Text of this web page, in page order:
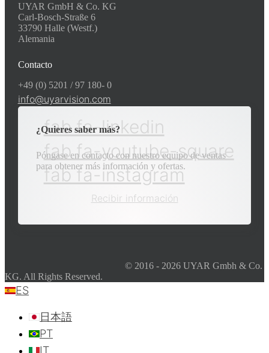
UYAR GmbH & Co. KG
Carl-Bosch-Straße 6
33790 Halle (Westf.)
Alemania
Contacto
+49 (0) 5201 / 97 180- 0
info@uyarvision.com
fab fa-linkedin
fab fa-youtube-square
fab fa-instagram
¿Quieres saber más?
Póngase en contacto con nuestro equipo de ventas
para obtener más información y ofertas.
Recibir información
© 2016 - 2026 UYAR Gmbh & Co.
KG. All Rights Reserved.
ES
日本語
PT
IT